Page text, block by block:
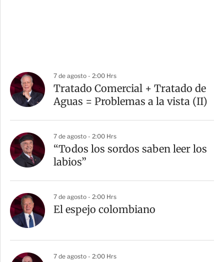
7 de agosto - 2:00 Hrs
Tratado Comercial + Tratado de
Aguas = Problemas a la vista (II)
7 de agosto - 2:00 Hrs
“Todos los sordos saben leer los
labios”
7 de agosto - 2:00 Hrs
El espejo colombiano
7 de agosto - 2:00 Hrs